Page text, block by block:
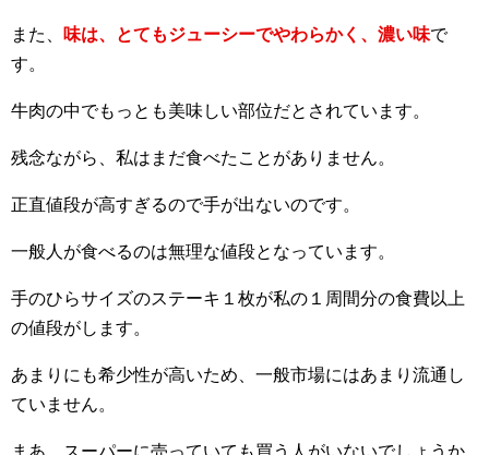
また、 味は、とてもジューシーでやわらかく、濃い味で
す。
牛肉の中でもっとも美味しい部位だとされています。
残念ながら、私はまだ食べたことがありません。
正直値段が高すぎるので手が出ないのです。
一般人が食べるのは無理な値段となっています。
手のひらサイズのステーキ１枚が私の１周間分の食費以上
の値段がします。
あまりにも希少性が高いため、一般市場にはあまり流通し
ていません。